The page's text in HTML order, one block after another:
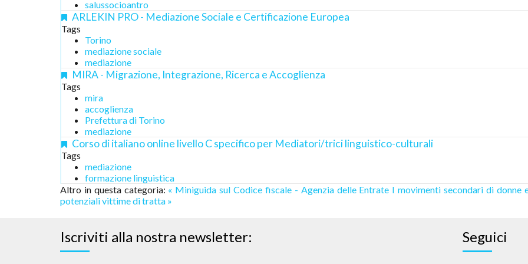
salussocioantro
ARLEKIN PRO - Mediazione Sociale e Certificazione Europea
Tags
Torino
mediazione sociale
mediazione
MIRA - Migrazione, Integrazione, Ricerca e Accoglienza
Tags
mira
accoglienza
Prefettura di Torino
mediazione
Corso di italiano online livello C specifico per Mediatori/trici linguistico-culturali
Tags
mediazione
formazione linguistica
Altro in questa categoria: « Miniguida sul Codice fiscale - Agenzia delle Entrate I movimenti secondari di donne
potenziali vittime di tratta »
Iscriviti alla nostra newsletter: Seguici